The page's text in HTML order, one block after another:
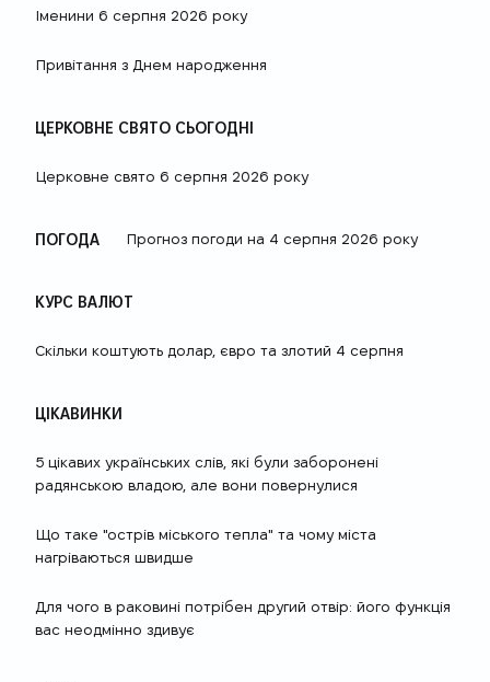
Іменини 6 серпня 2026 року
Привітання з Днем народження
ЦЕРКОВНЕ СВЯТО СЬОГОДНІ
Церковне свято 6 серпня 2026 року
ПОГОДА Прогноз погоди на 4 серпня 2026 року
КУРС ВАЛЮТ
Скільки коштують долар, євро та злотий 4 серпня
ЦІКАВИНКИ
5 цікавих українських слів, які були заборонені
радянською владою, але вони повернулися
Що таке "острів міського тепла" та чому міста
нагріваються швидше
Для чого в раковині потрібен другий отвір: його функція
вас неодмінно здивує